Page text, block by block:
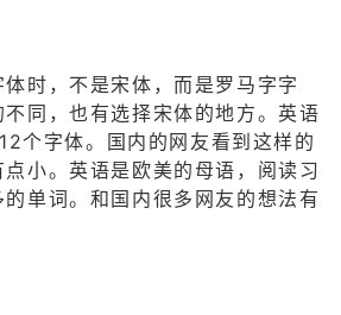
时，不是宋体，而是罗马字字
同，也有选择宋体的地方。英语
个字体。国内的网友看到这样的
小。英语是欧美的母语，阅读习
单词。和国内很多网友的想法有